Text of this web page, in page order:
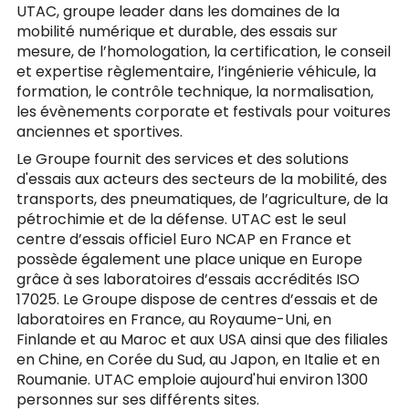
UTAC, groupe leader dans les domaines de la
mobilité numérique et durable, des essais sur
mesure, de l’homologation, la certification, le conseil
et expertise règlementaire, l’ingénierie véhicule, la
formation, le contrôle technique, la normalisation,
les évènements corporate et festivals pour voitures
anciennes et sportives.
Le Groupe fournit des services et des solutions
d'essais aux acteurs des secteurs de la mobilité, des
transports, des pneumatiques, de l’agriculture, de la
pétrochimie et de la défense. UTAC est le seul
centre d’essais officiel Euro NCAP en France et
possède également une place unique en Europe
grâce à ses laboratoires d’essais accrédités ISO
17025. Le Groupe dispose de centres d’essais et de
laboratoires en France, au Royaume-Uni, en
Finlande et au Maroc et aux USA ainsi que des filiales
en Chine, en Corée du Sud, au Japon, en Italie et en
Roumanie. UTAC emploie aujourd'hui environ 1300
personnes sur ses différents sites.